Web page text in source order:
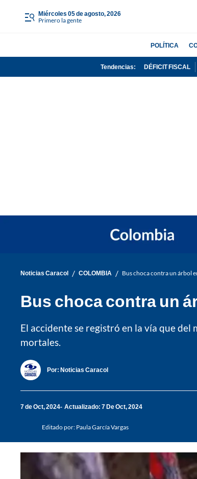
miércoles 05 de agosto, 2026
Primero la gente
POLÍTICA
Tendencias: DÉFICIT FISCAL
Noticias Caracol / COLOMBIA / Bus choca contra un árbol
Bus choca contra un
El accidente se registró en la vía que
mortales.
Por: Noticias Caracol
7 de Oct, 2024 Actualizado: 7 De Oct, 2024
Editado por: Paula García Vargas